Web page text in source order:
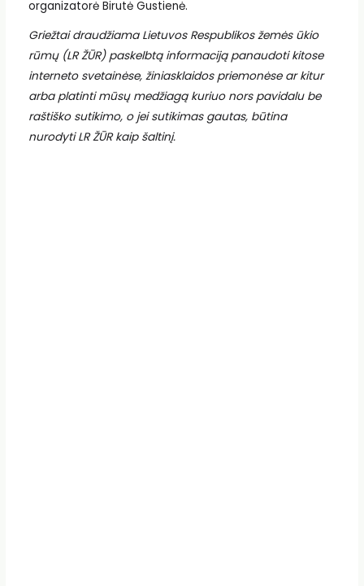
organizatorė Birutė Gustienė.
Griežtai draudžiama Lietuvos Respublikos žemės ūkio
rūmų (LR ŽŪR) paskelbtą informaciją panaudoti kitose
interneto svetainėse, žiniasklaidos priemonėse ar kitur
arba platinti mūsų medžiagą kuriuo nors pavidalu be
raštiško sutikimo, o jei sutikimas gautas, būtina
nurodyti LR ŽŪR kaip šaltinį.